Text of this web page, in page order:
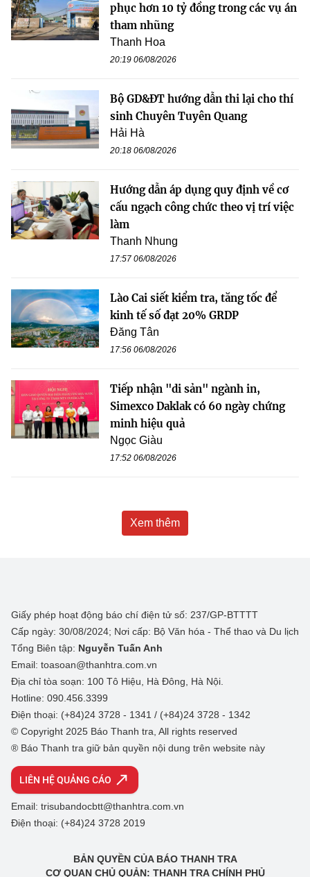
phục hơn 10 tỷ đồng trong các vụ án
tham nhũng
Thanh Hoa
20:19 06/08/2026
Bộ GD&ĐT hướng dẫn thi lại cho thí
sinh Chuyên Tuyên Quang
Hải Hà
20:18 06/08/2026
Hướng dẫn áp dụng quy định về cơ
cấu ngạch công chức theo vị trí việc
làm
Thanh Nhung
17:57 06/08/2026
Lào Cai siết kiểm tra, tăng tốc để
kinh tế số đạt 20% GRDP
Đăng Tân
17:56 06/08/2026
Tiếp nhận "di sản" ngành in,
Simexco Daklak có 60 ngày chứng
minh hiệu quả
Ngọc Giàu
17:52 06/08/2026
Xem thêm
Giấy phép hoạt động báo chí điện tử số: 237/GP-BTTTT
Cấp ngày: 30/08/2024; Nơi cấp: Bộ Văn hóa - Thể thao và Du lịch
Tổng Biên tập: Nguyễn Tuấn Anh
Email: toasoan@thanhtra.com.vn
Địa chỉ tòa soạn: 100 Tô Hiệu, Hà Đông, Hà Nội.
Hotline: 090.456.3399
Điện thoại: (+84)24 3728 - 1341 / (+84)24 3728 - 1342
© Copyright 2025 Báo Thanh tra, All rights reserved
® Báo Thanh tra giữ bản quyền nội dung trên website này
LIÊN HỆ QUẢNG CÁO
Email: trisubandocbtt@thanhtra.com.vn
Điện thoại: (+84)24 3728 2019
BẢN QUYỀN CỦA BÁO THANH TRA
CƠ QUAN CHỦ QUẢN: THANH TRA CHÍNH PHỦ